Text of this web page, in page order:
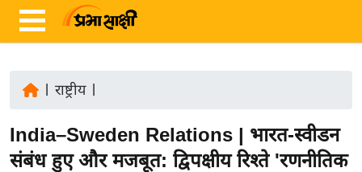
ज़ा
ख
राष्ट्रीय|
India–Sweden Relations | भारत-स्वीडन
संबंध हुए और मजबूत: द्विपक्षीय रिश्ते 'रणनीतिक